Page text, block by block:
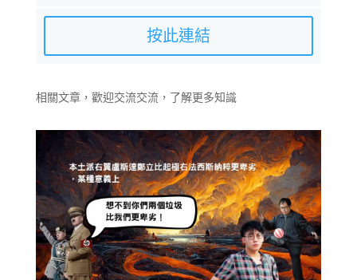
按此連結
相關文章，歡迎交流交流，了解更多知識